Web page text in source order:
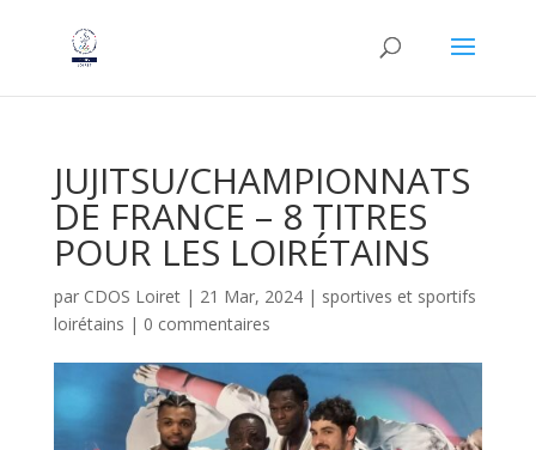
JUJITSU/CHAMPIONNATS
DE FRANCE – 8 TITRES
POUR LES LOIRÉTAINS
par CDOS Loiret| 21 Mar, 2024| sportives et sportifs
loirétains | 0 commentaires